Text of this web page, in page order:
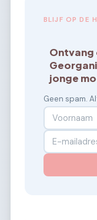
BLIJF OP DE
Ontvang
jonge
Geen spam.